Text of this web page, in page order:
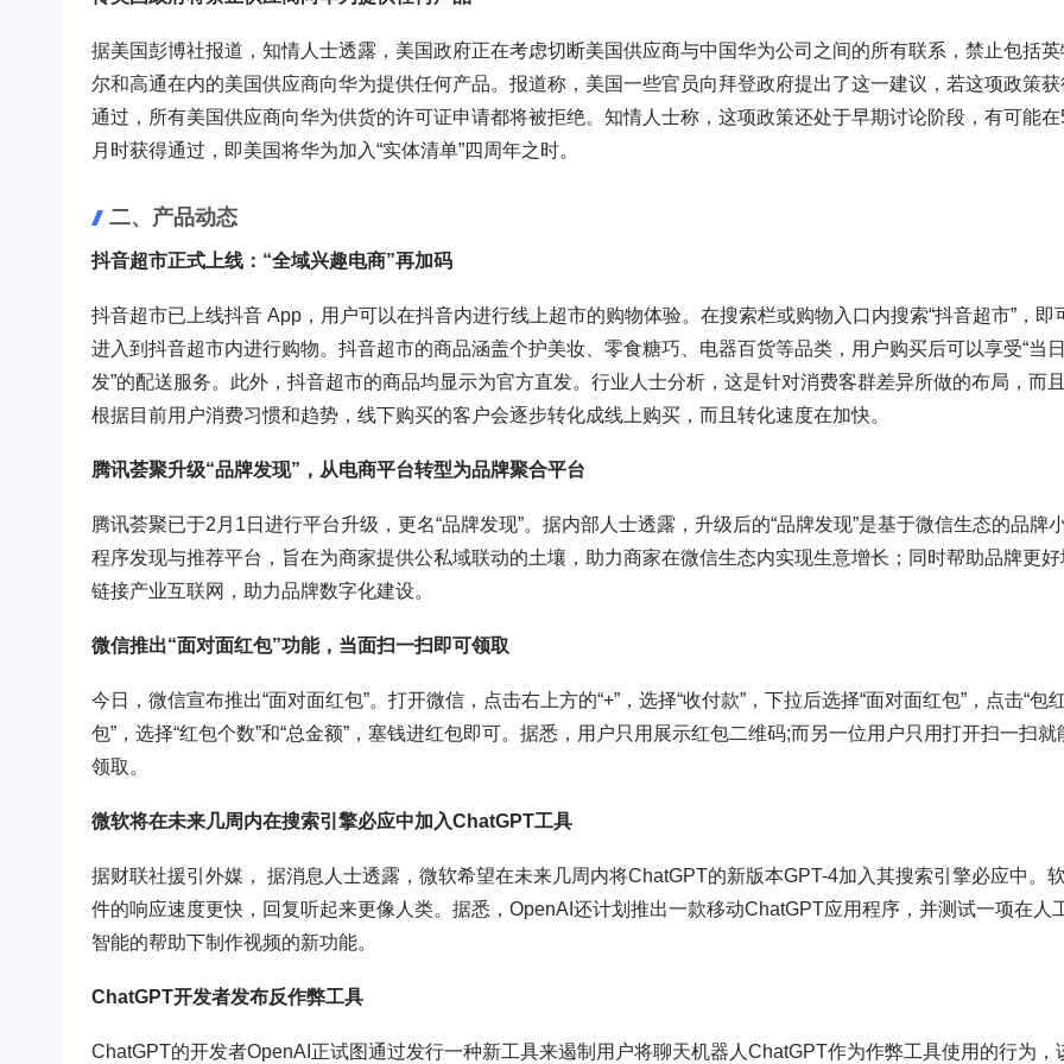
据美国彭博社报道，知情人士透露，美国政府正在考虑切断美国供应商与中国华为公司之间的所有联系，禁止包括英
尔和高通在内的美国供应商向华为提供任何产品。报道称，美国一些官员向拜登政府提出了这一建议，若这项政策获
通过，所有美国供应商向华为供货的许可证申请都将被拒绝。知情人士称，这项政策还处于早期讨论阶段，有可能在
月时获得通过，即美国将华为加入“实体清单”四周年之时。
二、产品动态
抖音超市正式上线：“全域兴趣电商”再加码
抖音超市已上线抖音 App，用户可以在抖音内进行线上超市的购物体验。在搜索栏或购物入口内搜索“抖音超市”，即
进入到抖音超市内进行购物。抖音超市的商品涵盖个护美妆、零食糖巧、电器百货等品类，用户购买后可以享受“当日
发”的配送服务。此外，抖音超市的商品均显示为官方直发。行业人士分析，这是针对消费客群差异所做的布局，而且
根据目前用户消费习惯和趋势，线下购买的客户会逐步转化成线上购买，而且转化速度在加快。
腾讯荟聚升级“品牌发现”，从电商平台转型为品牌聚合平台
腾讯荟聚已于2月1日进行平台升级，更名“品牌发现”。据内部人士透露，升级后的“品牌发现”是基于微信生态的品牌
程序发现与推荐平台，旨在为商家提供公私域联动的土壤，助力商家在微信生态内实现生意增长；同时帮助品牌更好
链接产业互联网，助力品牌数字化建设。
微信推出“面对面红包”功能，当面扫一扫即可领取
今日，微信宣布推出“面对面红包”。打开微信，点击右上方的“+”，选择“收付款”，下拉后选择“面对面红包”，点击“包
包”，选择“红包个数”和“总金额”，塞钱进红包即可。据悉，用户只用展示红包二维码;而另一位用户只用打开扫一扫就
领取。
微软将在未来几周内在搜索引擎必应中加入ChatGPT工具
据财联社援引外媒， 据消息人士透露，微软希望在未来几周内将ChatGPT的新版本GPT-4加入其搜索引擎必应中。
件的响应速度更快，回复听起来更像人类。据悉，OpenAI还计划推出一款移动ChatGPT应用程序，并测试一项在人
智能的帮助下制作视频的新功能。
ChatGPT开发者发布反作弊工具
ChatGPT的开发者OpenAI正试图通过发行一种新工具来遏制用户将聊天机器人ChatGPT作为作弊工具使用的行为，